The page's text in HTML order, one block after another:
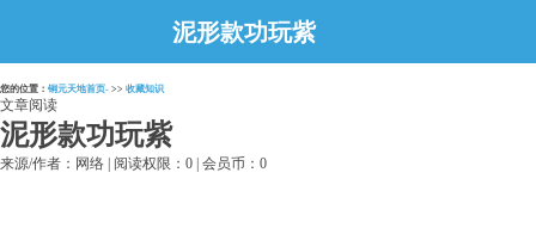
泥形款功玩紫
您的位置： 铜元天地首页- >> 收藏知识
文章阅读
泥形款功玩紫
来源/作者：网络 | 阅读权限：0 | 会员币：0